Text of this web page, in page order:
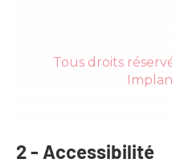
Tous droits
2 - Accessibilité